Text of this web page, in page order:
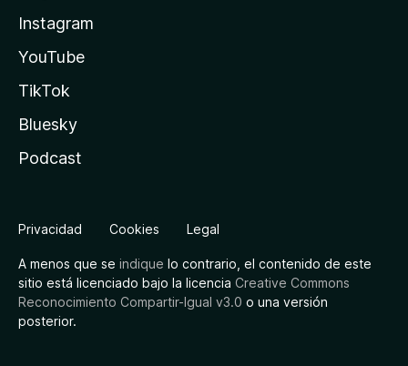
Instagram
YouTube
TikTok
Bluesky
Podcast
Privacidad Cookies Legal
A menos que se indique lo contrario, el contenido de este
sitio está licenciado bajo la licencia Creative Commons
Reconocimiento Compartir-Igual v3.0 o una versión
posterior.